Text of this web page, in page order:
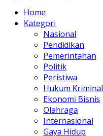
Home
Kategori
Nasional
Pendidikan
Pemerintahan
Politik
Peristiwa
Hukum Kriminal
Ekonomi Bisnis
Olahraga
Internasional
Gaya Hidup